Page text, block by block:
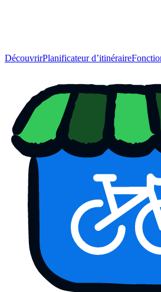
DécouvrirPlanificateur d’itinéraire